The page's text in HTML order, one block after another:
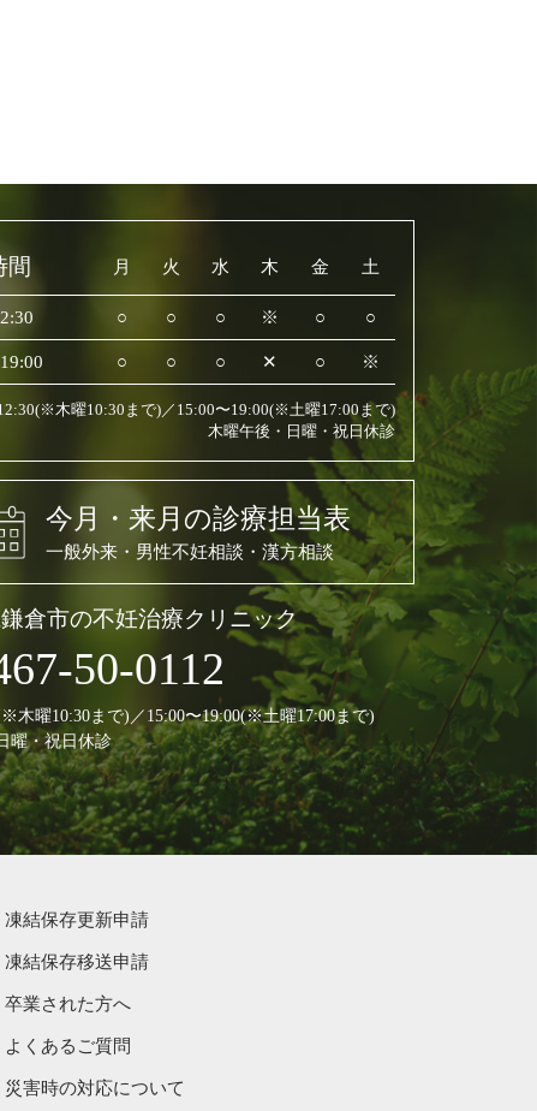
間 月 火 水 木 金 土
○ ○ ○ ※ ○ ○
○ ○ ○ ✕ ○ ※
木曜10:30まで)／15:00〜19:00(※土曜17:00まで)
木曜午後・日曜・祝日休診
今月・来月の診療担当表
一般外来・男性不妊相談・漢方相談
倉市の不妊治療クリニック
50-0112
木曜10:30まで)／15:00〜19:00(※土曜17:00まで)
曜・祝日休診
凍結保存更新申請
凍結保存移送申請
卒業された方へ
よくあるご質問
災害時の対応について